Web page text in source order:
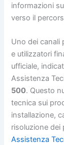
informazioni
verso il
Uno dei canali
e utilizzatori
ufficiale,
Assistenza
500. Questo
tecnica sui
installazione,
risoluzione dei
Assistenza